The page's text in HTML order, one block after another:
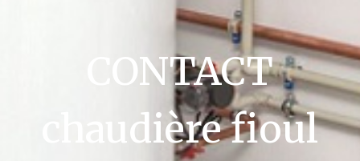
CONTACT
chaudière fioul